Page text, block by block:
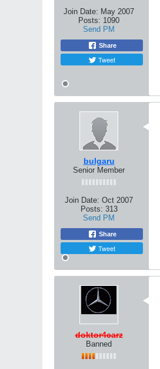
Join Date: May 2007
Posts: 1090
Send PM
Share
Tweet
bulgaru
Senior Member
Join Date: Oct 2007
Posts: 313
Send PM
Share
Tweet
doktor4carz
Banned